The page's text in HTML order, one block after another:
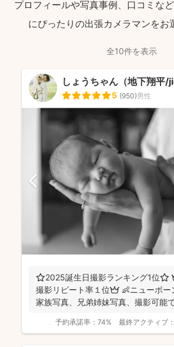
プロフィールや写真事例、口コミな
にぴったりの出張カメラマンをお
全10件を表示
しょうちゃん（地下翔平
5 (950)男性
⭐️2025誕生日撮影ランキング1位⭐️
撮影リピート率１位👑 👶ニューボー
家族写真、兄弟姉妹写真、撮影可能
予約承諾率： 74% 最終アクティブ：